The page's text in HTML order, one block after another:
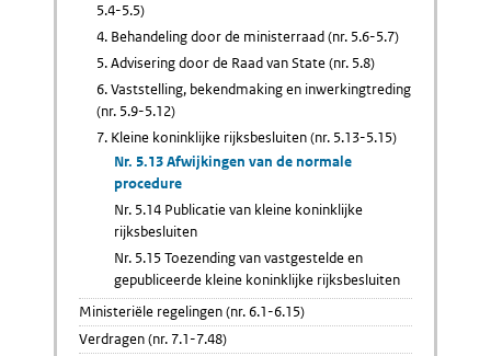
5.4-5.5)
4. Behandeling door de ministerraad (nr. 5.6-5.7)
5. Advisering door de Raad van State (nr. 5.8)
6. Vaststelling, bekendmaking en inwerkingtreding
(nr. 5.9-5.12)
7. Kleine koninklijke rijksbesluiten (nr. 5.13-5.15)
Nr. 5.13 Afwijkingen van de normale
procedure
Nr. 5.14 Publicatie van kleine koninklijke
rijksbesluiten
Nr. 5.15 Toezending van vastgestelde en
gepubliceerde kleine koninklijke rijksbesluiten
Ministeriële regelingen (nr. 6.1-6.15)
Verdragen (nr. 7.1-7.48)